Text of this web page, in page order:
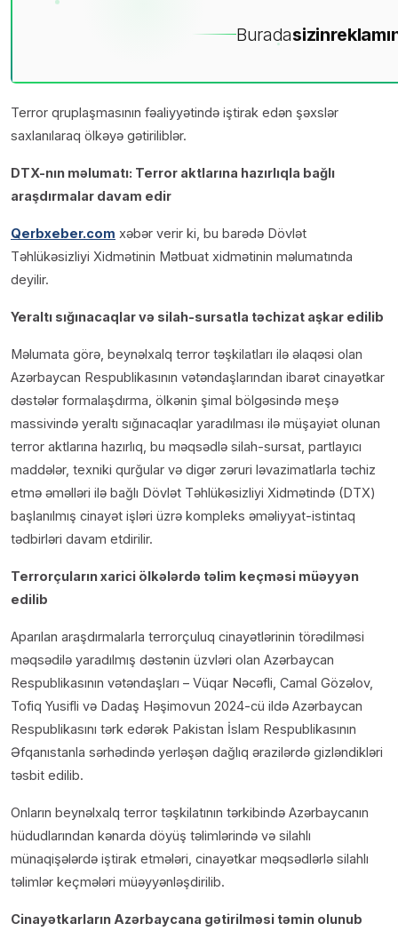
Buradasizin
Terror qruplaşmasının fəaliyyətində iştirak edən şəxslər
saxlanılaraq ölkəyə gətiriliblər.
DTX-nın məlumatı: Terror aktlarına hazırlıqla bağlı
araşdırmalar davam edir
Qerbxeber.com xəbər verir ki, bu barədə Dövlət
Təhlükəsizliyi Xidmətinin Mətbuat xidmətinin məlumatında
deyilir.
Yeraltı sığınacaqlar və silah-sursatla təchizat aşkar edilib
Məlumata görə, beynəlxalq terror təşkilatları ilə əlaqəsi olan
Azərbaycan Respublikasının vətəndaşlarından ibarət cinayətkar
dəstələr formalaşdırma, ölkənin şimal bölgəsində meşə
massivində yeraltı sığınacaqlar yaradılması ilə müşayiət olunan
terror aktlarına hazırlıq, bu məqsədlə silah-sursat, partlayıcı
maddələr, texniki qurğular və digər zəruri ləvazimatlarla təchiz
etmə əməlləri ilə bağlı Dövlət Təhlükəsizliyi Xidmətində (DTX)
başlanılmış cinayət işləri üzrə kompleks əməliyyat-istintaq
tədbirləri davam etdirilir.
Terrorçuların xarici ölkələrdə təlim keçməsi müəyyən
edilib
Aparılan araşdırmalarla terrorçuluq cinayətlərinin törədilməsi
məqsədilə yaradılmış dəstənin üzvləri olan Azərbaycan
Respublikasının vətəndaşları – Vüqar Nəcəfli, Camal Gözəlov,
Tofiq Yusifli və Dadaş Həşimovun 2024-cü ildə Azərbaycan
Respublikasını tərk edərək Pakistan İslam Respublikasının
Əfqanıstanla sərhədində yerləşən dağlıq ərazilərdə gizləndikləri
təsbit edilib.
Onların beynəlxalq terror təşkilatının tərkibində Azərbaycanın
hüdudlarından kənarda döyüş təlimlərində və silahlı
münaqişələrdə iştirak etmələri, cinayətkar məqsədlərlə silahlı
təlimlər keçmələri müəyyənləşdirilib.
Cinayətkarların Azərbaycana gətirilməsi təmin olunub